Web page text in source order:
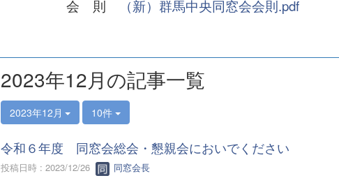
会 則
（新）群馬中央同窓会会則.pdf
2023年12月の記事一覧
2023年12月 10件
令和６年度 同窓会総会・懇親会においでください
投稿日時 : 2023/12/26 同窓会長